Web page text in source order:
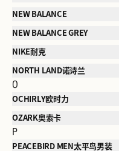
NEW BALANCE
NEW BALANCE GREY
NIKE耐克
NORTH LAND诺诗兰
O
OCHIRLY欧时力
OZARK奥索卡
P
PEACEBIRD MEN太平鸟男装